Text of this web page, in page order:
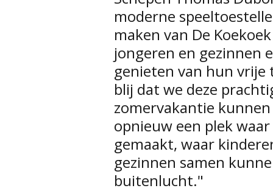
moderne
maken van De
jongeren en gezinnen
genieten van hun vrije
blij dat we deze
zomervakantie
opnieuw een plek
gemaakt, waar
gezinnen samen
buitenlucht."